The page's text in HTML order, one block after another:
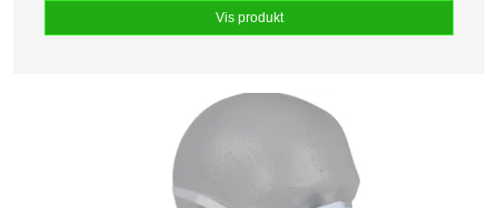
Vis produkt